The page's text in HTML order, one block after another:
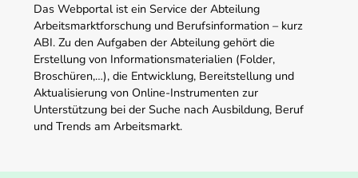
Das Webportal ist ein Service der Abteilung
Arbeitsmarktforschung und Berufsinformation – kurz
ABI. Zu den Aufgaben der Abteilung gehört die
Erstellung von Informationsmaterialien (Folder,
Broschüren,…), die Entwicklung, Bereitstellung und
Aktualisierung von Online-Instrumenten zur
Unterstützung bei der Suche nach Ausbildung, Beruf
und Trends am Arbeitsmarkt.